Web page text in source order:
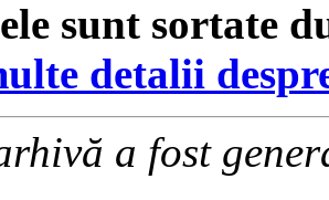
sunt sortate
detalii
a fost